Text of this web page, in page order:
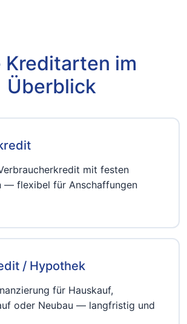
Kreditarten im
Überblick
mit festen
— flexibel für Anschaffungen
/ Hypothek
für Hauskauf,
oder Neubau — langfristig und